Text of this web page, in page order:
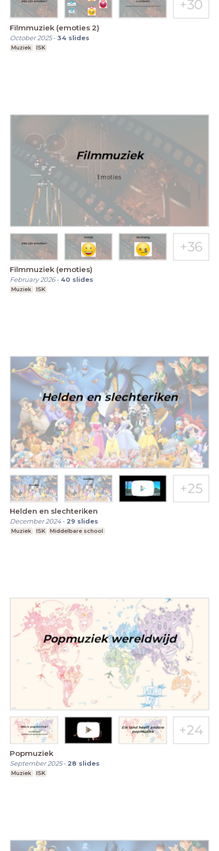
Filmmuziek (emoties 2)
October 2025-34 slides
Muziek ISK
Filmmuziek (emoties)
February 2026- 40 slides
Muziek ISK
Helden en slechteriken
December 2024- 29 slides
Muziek ISK Middelbare school
Popmuziek
September 2025- 28 slides
Muziek ISK